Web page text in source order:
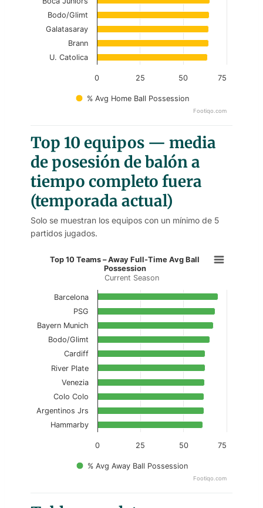
% Avg Home Ball Possession
0 25 50 75
Bodo/Glimt
Galatasaray
Brann
U. Catolica
Footiqo.com
Top 10 equipos — media
de posesión de balón a
tiempo completo fuera
(temporada actual)
Solo se muestran los equipos con un mínimo de 5
partidos jugados.
Top 10 Teams – Away Full-Time
Bar chart with 10 bars.
Current Season
View as data table, Top 10 Teams – Away
The chart has 1 X axis displaying categories.
The chart has 1 Y axis displaying values. Data
Top 10 Teams – Away Full-Time Avg Ball
Possession
Current Season
% Avg Away Ball Possession
0 25 50 75
Barcelona
PSG
Bayern Munich
Bodo/Glimt
Cardiff
River Plate
Venezia
Colo Colo
Argentinos Jrs
Hammarby
Footiqo.com